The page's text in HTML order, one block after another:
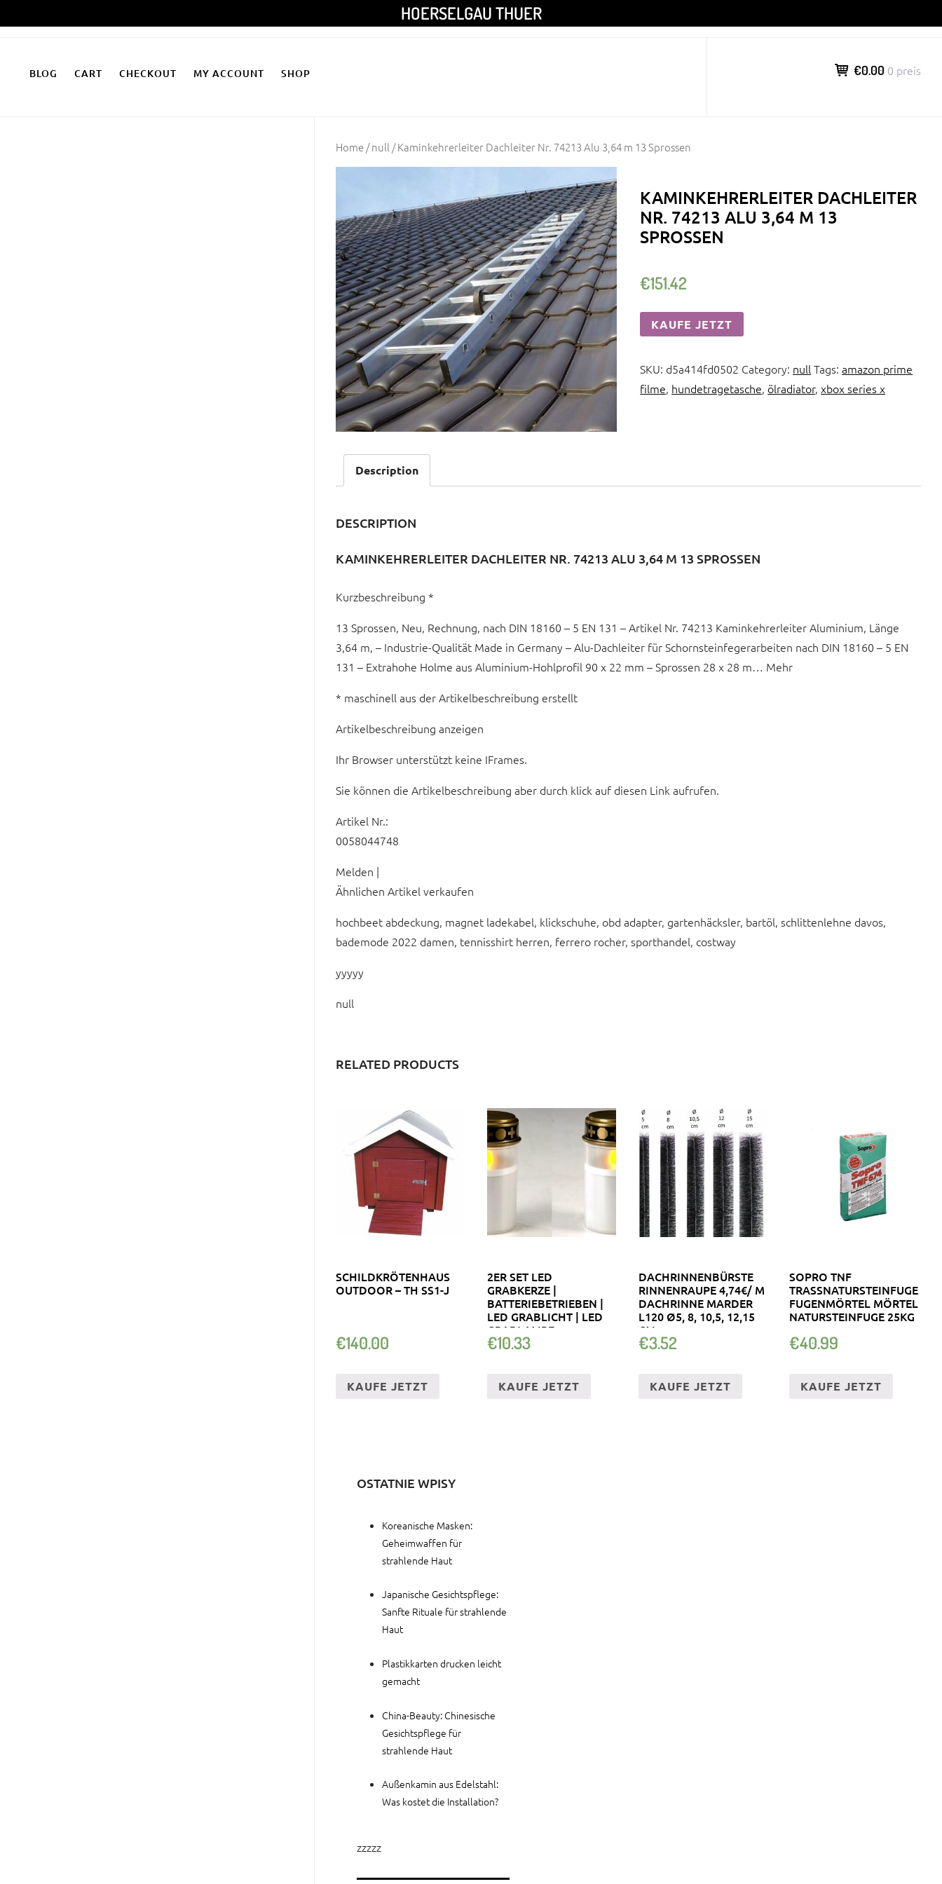
Inhalt
HOERSELGAU THUER
BLOG CART CHECKOUT MY ACCOUNT SHOP €0.00 0 preis
Home/null / Kaminkehrerleiter Dachleiter Nr. 74213 Alu 3,64 m 13 Sprossen
KAMINKEHRERLEITER DACHLEITER
NR. 74213 ALU 3,64 M 13
SPROSSEN
€151.42
KAUFE JETZT
SKU: d5a414fd0502 Category: nullTags:amazon prime
filme, hundetragetasche, ölradiator,xbox series x
Description
DESCRIPTION
KAMINKEHRERLEITER DACHLEITER NR. 74213 ALU 3,64 M 13 SPROSSEN
Kurzbeschreibung *
13 Sprossen, Neu, Rechnung, nach DIN 18160 – 5 EN 131 – Artikel Nr. 74213 Kaminkehrerleiter Aluminium, Länge
3,64 m, – Industrie-Qualität Made in Germany – Alu-Dachleiter für Schornsteinfegerarbeiten nach DIN 18160 – 5 EN
131 – Extrahohe Holme aus Aluminium-Hohlprofil 90 x 22 mm – Sprossen 28 x 28 m… Mehr
* maschinell aus der Artikelbeschreibung erstellt
Artikelbeschreibung anzeigen
Ihr Browser unterstützt keine IFrames.
Sie können die Artikelbeschreibung aber durch klick auf diesen Link aufrufen.
Artikel Nr.:
0058044748
Melden |
Ähnlichen Artikel verkaufen
hochbeet abdeckung, magnet ladekabel, klickschuhe, obd adapter, gartenhäcksler, bartöl, schlittenlehne davos,
bademode 2022 damen, tennisshirt herren, ferrero rocher, sporthandel, costway
yyyyy
null
RELATED PRODUCTS
SCHILDKRÖTENHAUS
OUTDOOR – TH SS1-J
€140.00
KAUFE JETZT
2ER SET LED
GRABKERZE |
BATTERIEBETRIEBEN |
LED GRABLICHT | LED
GRABLAMPE
€10.33
KAUFE JETZT
DACHRINNENBÜRSTE
RINNENRAUPE 4,74€/ M
DACHRINNE MARDER
L120 Ø5, 8, 10,5, 12,15
CM
€3.52
KAUFE JETZT
SOPRO TNF
TRASSNATURSTEINFUGE
FUGENMÖRTEL MÖRTEL
NATURSTEINFUGE 25KG
€40.99
KAUFE JETZT
OSTATNIE WPISY
Koreanische Masken:
Geheimwaffen für
strahlende Haut
Japanische Gesichtspflege:
Sanfte Rituale für strahlende
Haut
Plastikkarten drucken leicht
gemacht
China-Beauty: Chinesische
Gesichtspflege für
strahlende Haut
Außenkamin aus Edelstahl:
Was kostet die Installation?
zzzzz